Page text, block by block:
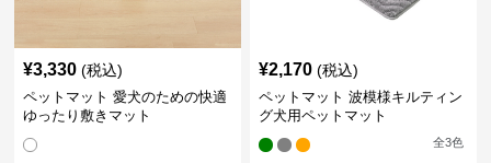
¥3,330 (税込)
ペットマット 愛犬のための快適
ゆったり敷きマット
¥2,170 (税込)
ペットマット 波模様キルティン
グ犬用ペットマット
全3色